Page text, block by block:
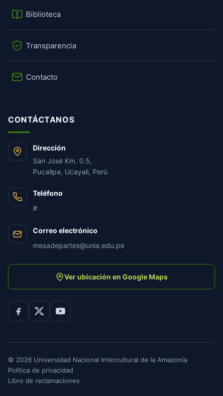
Biblioteca
Transparencia
Contacto
CONTÁCTANOS
Dirección
San José Km. 0.5,
Pucallpa, Ucayali, Perú
Teléfono
#
Correo electrónico
mesadepartes@unia.edu.pe
Ver ubicación en Google Maps
© 2026 Universidad Nacional Intercultural de la Amazonía
Política de privacidad
Libro de reclamaciones